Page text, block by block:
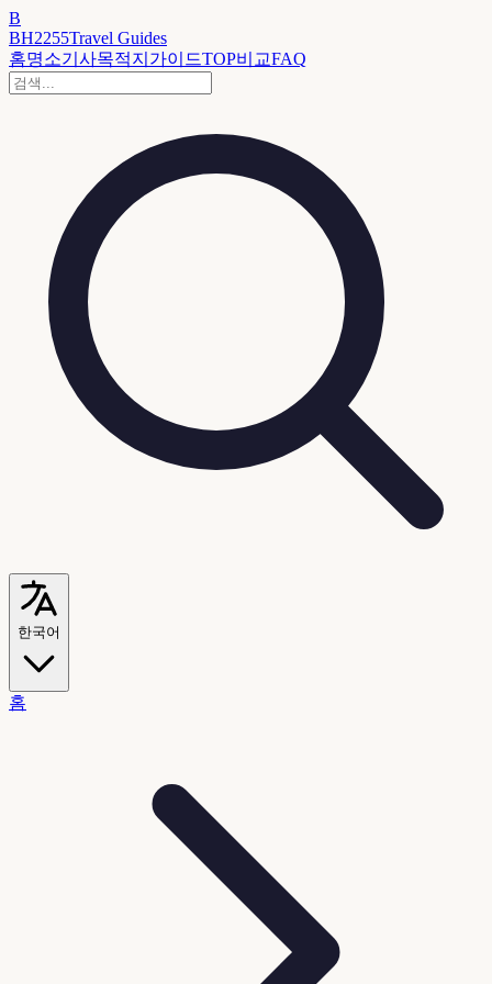
B
BH2255Travel Guides
홈명소기사목적지 가이드TOP비교FAQ
한국어
홈